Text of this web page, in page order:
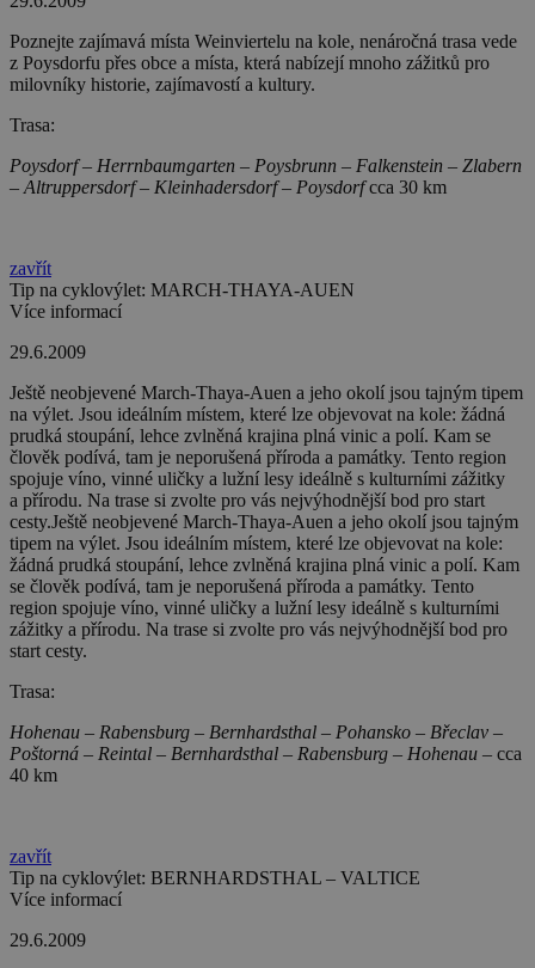
Poznejte zajímavá místa Weinviertelu na kole, nenáročná trasa vede
z Poysdorfu přes obce a místa, která nabízejí mnoho zážitků pro
milovníky historie, zajímavostí a kultury.
Trasa:
Poysdorf – Herrnbaumgarten – Poysbrunn – Falkenstein – Zlabern
– Altruppersdorf – Kleinhadersdorf – Poysdorfcca 30 km
zavřít
Tip na cyklovýlet: MARCH-THAYA-AUEN
Více informací
29.6.2009
Ještě neobjevené March-Thaya-Auen a jeho okolí jsou tajným tipem
na výlet. Jsou ideálním místem, které lze objevovat na kole: žádná
prudká stoupání, lehce zvlněná krajina plná vinic a polí. Kam se
člověk podívá, tam je neporušená příroda a památky. Tento region
spojuje víno, vinné uličky a lužní lesy ideálně s kulturními zážitky
a přírodu. Na trase si zvolte pro vás nejvýhodnější bod pro start
cesty.Ještě neobjevené March-Thaya-Auen a jeho okolí jsou tajným
tipem na výlet. Jsou ideálním místem, které lze objevovat na kole:
žádná prudká stoupání, lehce zvlněná krajina plná vinic a polí. Kam
se člověk podívá, tam je neporušená příroda a památky. Tento
region spojuje víno, vinné uličky a lužní lesy ideálně s kulturními
zážitky a přírodu. Na trase si zvolte pro vás nejvýhodnější bod pro
start cesty.
Trasa:
Hohenau – Rabensburg – Bernhardsthal – Pohansko – Břeclav –
Poštorná – Reintal – Bernhardsthal – Rabensburg – Hohenau – cca
40 km
zavřít
Tip na cyklovýlet: BERNHARDSTHAL – VALTICE
Více informací
29.6.2009